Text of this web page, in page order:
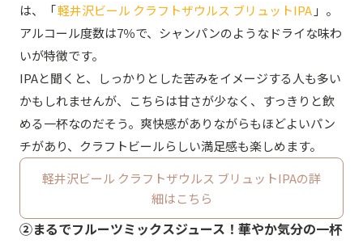
は、「軽井沢ビール クラフトザウルス ブリュットIPA 」。
アルコール度数は7％で、シャンパンのようなドライな味わ
いが特徴です。
IPAと聞くと、しっかりとした苦みをイメージする人も多い
かもしれませんが、こちらは甘さが少なく、すっきりと飲
める一杯なのだそう。爽快感がありながらもほどよいパン
チがあり、クラフトビールらしい満足感も楽しめます。
軽井沢ビール クラフトザウルス ブリュットIPAの詳
細はこちら
②まるでフルーツミックスジュース！華やか気分の一杯